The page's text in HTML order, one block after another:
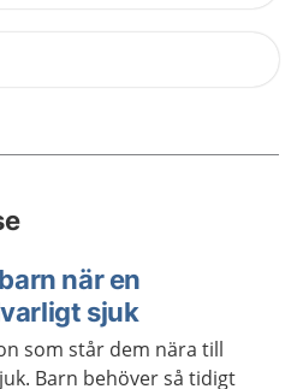
när en
sjuk
som står dem nära till
Barn behöver så tidigt